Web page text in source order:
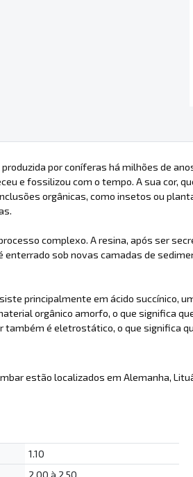
por coníferas há milhões de
e fossilizou com o tempo. A sua cor,
orgânicas, como insetos ou
complexo. A resina, após ser
enterrado sob novas camadas de
principalmente em ácido succínico,
orgânico amorfo, o que significa
também é eletrostático, o que significa
estão localizados em Alemanha,
1.10
2.00 à 2.50